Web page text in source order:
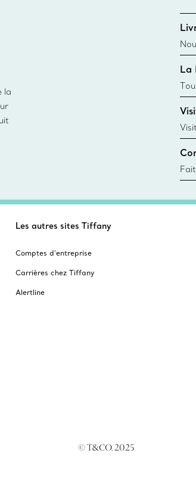
la
La
Les autres sites Tiffany
Comptes d’entreprise
Carrières chez Tiffany
Alertline
© T&CO. 2025